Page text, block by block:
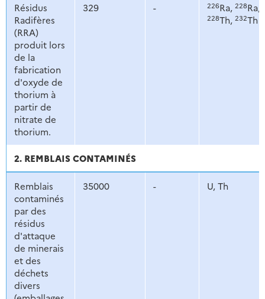
Résidus
Radifères
(RRA)
produit lors
de la
fabrication
d'oxyde de
thorium à
partir de
nitrate de
thorium.
329 - 226Ra, 228Ra,
228Th, 232Th
2. REMBLAIS CONTAMINÉS
Remblais
contaminés
par des
résidus
d'attaque
de minerais
et des
déchets
divers
35000 - U, Th